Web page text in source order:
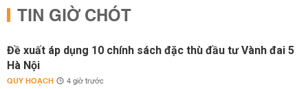
TIN GIỜ CHÓT
Đề xuất áp dụng 10 chính sách đặc thù đầu tư Vành đai 5
Hà Nội
QUY HOẠCH 4 giờ trước